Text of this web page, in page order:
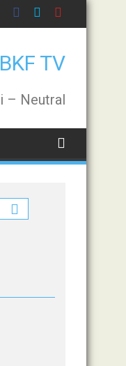
BKF TV
– Neutral